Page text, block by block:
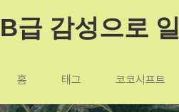
B급 감성으로
홈 태그 코코시프트